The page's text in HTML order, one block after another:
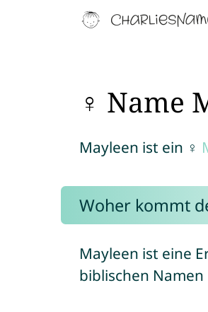
♀ Name
Mayleen ist ein ♀
Woher kommt
Mayleen ist eine
biblischen Namen